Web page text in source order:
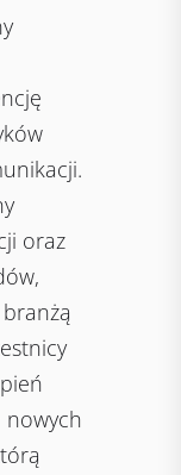
oraz
nowych